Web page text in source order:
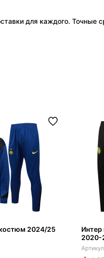
для каждого. Точные
2024/25
2020-